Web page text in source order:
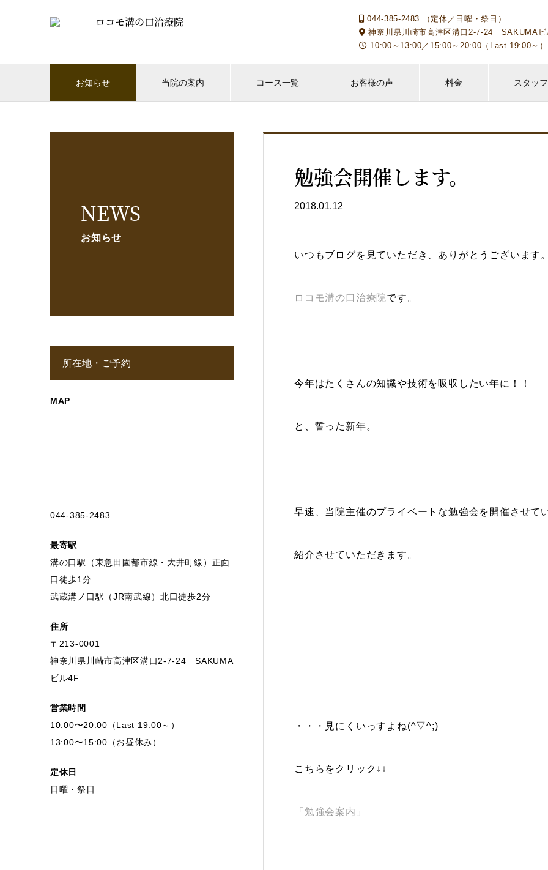
044-385-2483 （定休／日曜・祭日）
神奈川県川崎市高津区溝口2-7-24 SAKUMAビ
10:00～13:00／15:00～20:00（Last 19:00～
お知らせ 当院の案内 コース一覧 お客様の声 料金 スタッフ
NEWS
お知らせ
勉強会開催します。
2018.01.12
いつもブログを見ていただき、ありがとうございます
ロコモ溝の口治療院です。
今年はたくさんの知識や技術を吸収したい年に！！
と、誓った新年。
早速、当院主催のプライベートな勉強会を開催させて
紹介させていただきます。
・・・見にくいっすよね(^▽^;)
こちらをクリック↓↓
「勉強会案内」
所在地・ご予約
MAP
044-385-2483
最寄駅
溝の口駅（東急田園都市線・大井町線）正面
口徒歩1分
武蔵溝ノ口駅（JR南武線）北口徒歩2分
住所
〒213-0001
神奈川県川崎市高津区溝口2-7-24 SAKUMA
ビル4F
営業時間
10:00〜20:00（Last 19:00～）
13:00〜15:00（お昼休み）
定休日
日曜・祭日